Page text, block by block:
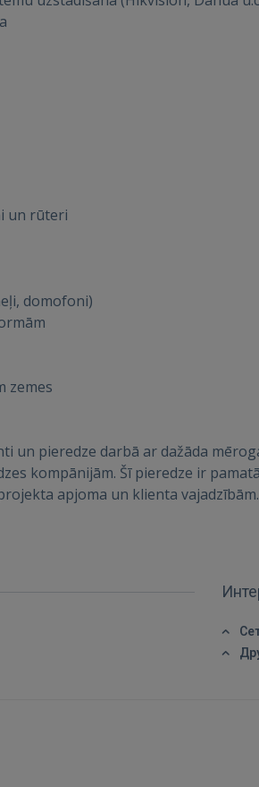
Ещё не
РЕГИСТРАЦИЯ
un rūteri
domofoni)
zemes
un pieredze darbā ar dažāda
kompānijām. Šī pieredze ir
apjoma un klienta vajadzībām.